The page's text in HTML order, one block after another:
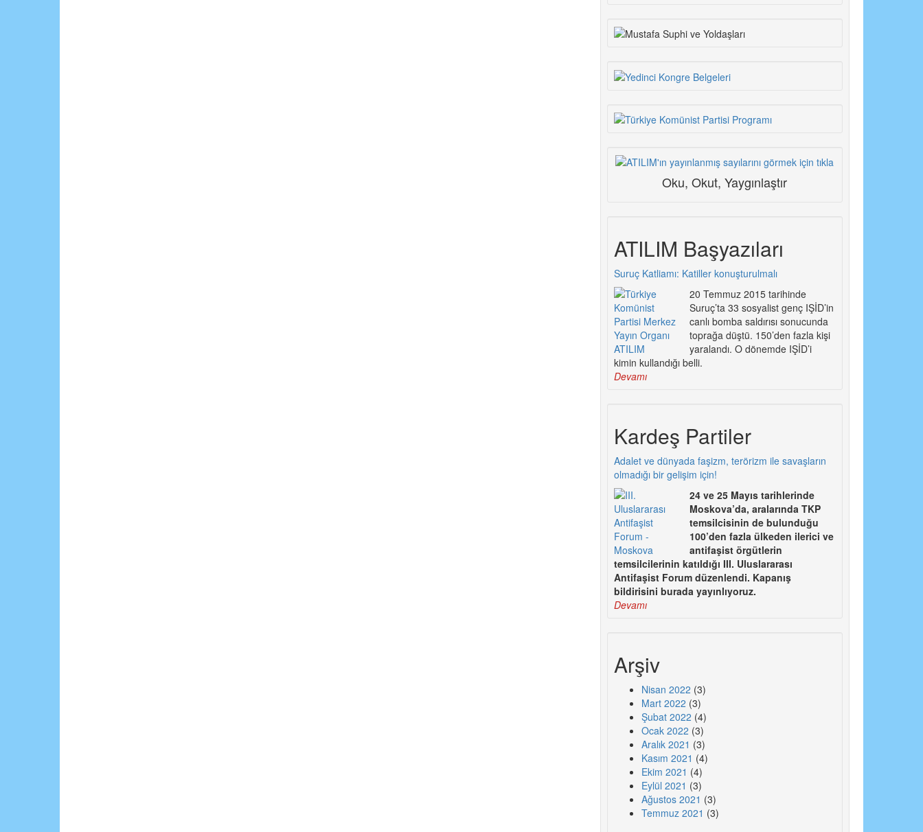
Oku, Okut, Yaygınlaştır
ATILIM Başyazıları
Suruç Katliamı: Katiller konuşturulmalı
20 Temmuz 2015 tarihinde
Suruç’ta 33 sosyalist genç IŞİD’in
canlı bomba saldırısı sonucunda
toprağa düştü. 150’den fazla kişi
yaralandı. O dönemde IŞİD’i
kimin kullandığı belli.
Devamı
Kardeş Partiler
Adalet ve dünyada faşizm, terörizm ile savaşların
olmadığı bir gelişim için!
24 ve 25 Mayıs tarihlerinde
Moskova’da, aralarında TKP
temsilcisinin de bulunduğu
100’den fazla ülkeden ilerici ve
antifaşist örgütlerin
temsilcilerinin katıldığı III. Uluslararası
Antifaşist Forum düzenlendi. Kapanış
bildirisini burada yayınlıyoruz.
Devamı
Arşiv
Nisan 2022 (3)
Mart 2022 (3)
Şubat 2022 (4)
Ocak 2022 (3)
Aralık 2021 (3)
Kasım 2021 (4)
Ekim 2021 (4)
Eylül 2021 (3)
Ağustos 2021 (3)
Temmuz 2021 (3)